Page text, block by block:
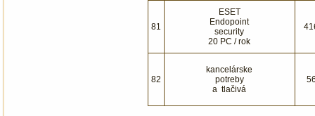
81
ESET
Endopoint
security
20 PC / rok
82
kancelárske
potreby
a tlačivá